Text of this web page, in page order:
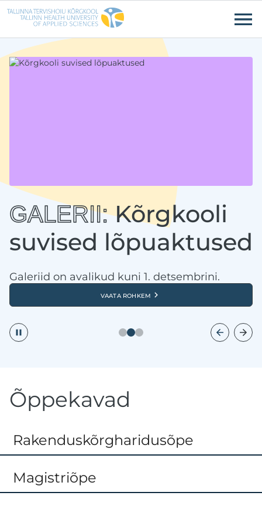
Liigu edasi põhisisu juurde Ligipääsetavus
GALERII: Kõrgkooli
suvised lõpuaktused
Galeriid on avalikud kuni 1. detsembrini.
vaata rohkem
Õppekavad
Rakenduskõrgharidusõpe
Magistriõpe